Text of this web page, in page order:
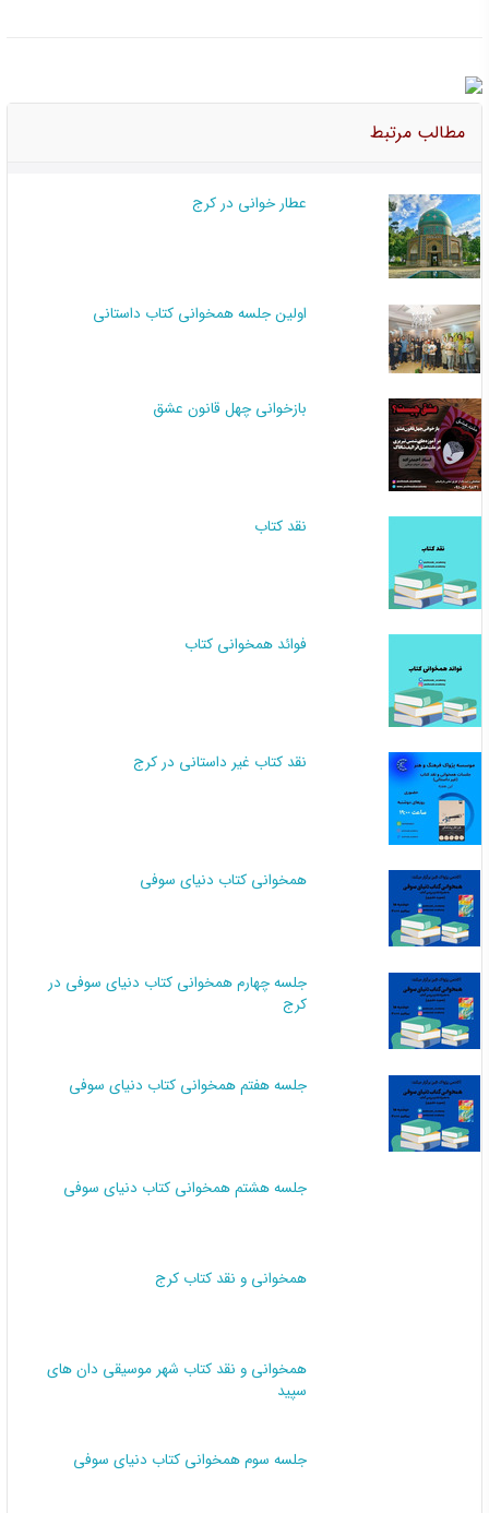
مطالب مرتبط
عطار خوانی در کرج
اولین جلسه همخوانی کتاب داستانی
بازخوانی چهل قانون عشق
نقد کتاب
فوائد همخوانی کتاب
نقد کتاب غیر داستانی در کرج
همخوانی کتاب دنیای سوفی
جلسه چهارم همخوانی کتاب دنیای سوفی در
کرج
جلسه هفتم همخوانی کتاب دنیای سوفی
جلسه هشتم همخوانی کتاب دنیای سوفی
همخوانی و نقد کتاب کرج
همخوانی و نقد کتاب شهر موسیقی دان های
سپید
جلسه سوم همخوانی کتاب دنیای سوفی